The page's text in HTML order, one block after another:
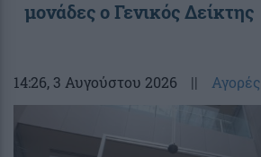
μονάδες ο Γενικός Δείκτης
14:26, 3 Αυγούστου 2026 || Αγορές